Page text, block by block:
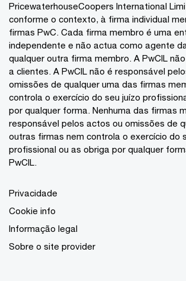
PricewaterhouseCoopers International
conforme o contexto, à firma individual
firmas PwC. Cada firma membro é uma
independente e não actua como agente
qualquer outra firma membro. A PwCIL
a clientes. A PwCIL não é responsável
omissões de qualquer uma das firmas
controla o exercício do seu juízo
por qualquer forma. Nenhuma das firmas
responsável pelos actos ou omissões de
outras firmas nem controla o exercício do
profissional ou as obriga por qualquer
PwCIL.
Privacidade
Cookie info
Informação legal
Sobre o site provider